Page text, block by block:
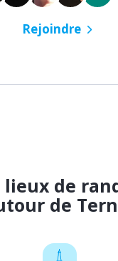
Rejoindre
de
de